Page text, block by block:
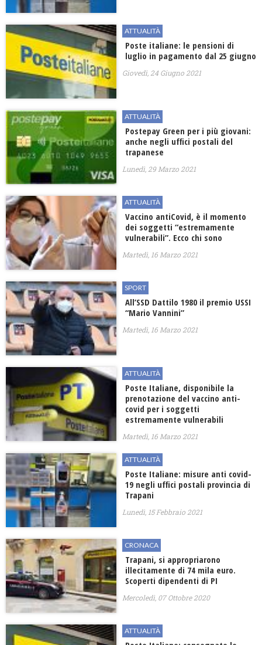
ATTUALITÀ
Poste italiane: le pensioni di
luglio in pagamento dal 25 giugno
Giovedì, 24 Giugno 2021
ATTUALITÀ
Postepay Green per i più giovani:
anche negli uffici postali del
trapanese
Lunedì, 29 Marzo 2021
ATTUALITÀ
Vaccino antiCovid, è il momento
dei soggetti “estremamente
vulnerabili”. Ecco chi sono
Martedì, 16 Marzo 2021
SPORT
All’SSD Dattilo 1980 il premio USSI
“Mario Vannini”
Martedì, 16 Marzo 2021
ATTUALITÀ
Poste Italiane, disponibile la
prenotazione del vaccino anti-
covid per i soggetti
estremamente vulnerabili
Martedì, 16 Marzo 2021
ATTUALITÀ
Poste Italiane: misure anti covid-
19 negli uffici postali provincia di
Trapani
Lunedì, 15 Febbraio 2021
CRONACA
Trapani, si appropriarono
illecitamente di 74 mila euro.
Scoperti dipendenti di PI
Mercoledì, 07 Ottobre 2020
ATTUALITÀ